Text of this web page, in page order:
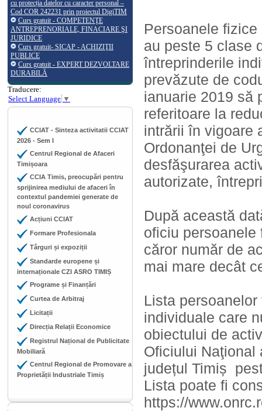
cu protecția datelor cu caracter personal –
Cod COR 242231 prin proiectul DigiTIM
Curs gratuit - COMPETENŢE
ANTREPRENORIALE, FINACIARE ŞI
JURIDICE
Curs gratuit- SICAP - ACHIZIŢII
PUBLICE
Curs gratuit - EXPERT DEZVOLTARE
DURABILĂ
Traducere:
Select Language ▼
CCIAT - Sinteza activitatii CCIAT
2026 - Sem I
Centrul Regional de Afaceri
Timișoara
CCIA Timis, preocupări pentru
sprijinirea mediului de afaceri în
contextul pandemiei generate de
noul coronavirus
Acțiuni CCIAT
Formare Profesionala
Târguri și expoziții
Standarde europene și
internaționale CZI ASRO TIMIȘ
Programe și Finanțări
Curtea de Arbitraj
Licitații
Direcția Relații Economice
Registrul Național de Publicitate
Mobiliară
Centrul Regional de Promovare a
Proprietății Industriale Timiș
Persoanele
au peste 5 clase
întreprinderile
prevăzute de
ianuarie 2019 să
referitoare la
intrării în vigoare
Ordonanţei de
desfăşurarea
autorizate,
După această
oficiu
căror număr de
mai mare decât
Lista
individuale care
obiectului de
Oficiului Naţional
județul Timiș
Lista poate fi
https://